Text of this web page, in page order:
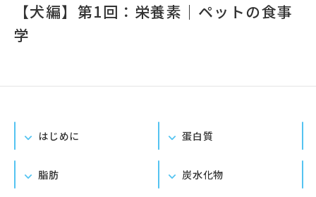
【犬編】第1回：栄養素｜ペットの食事
学
はじめに 蛋白質
脂肪 炭水化物